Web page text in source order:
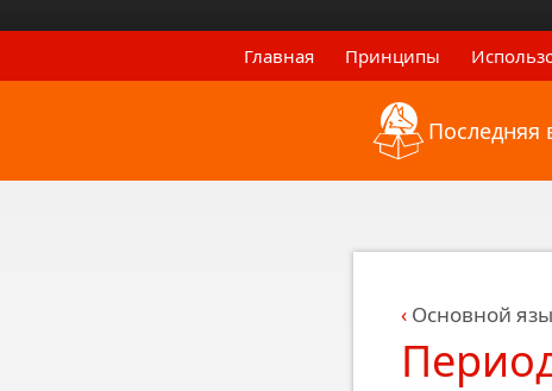
Главная Принципы
Назад к последнимПоследняя
Основной